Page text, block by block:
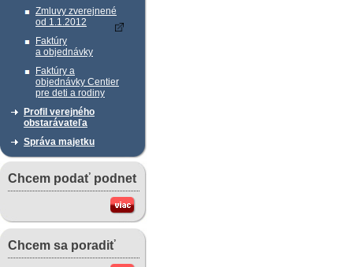
Zmluvy zverejnené
od 1.1.2012
Faktúry
a objednávky
Faktúry a
objednávky Centier
pre deti a rodiny
Profil verejného
obstarávateľa
Správa majetku
Chcem podať podnet
Chcem sa poradiť